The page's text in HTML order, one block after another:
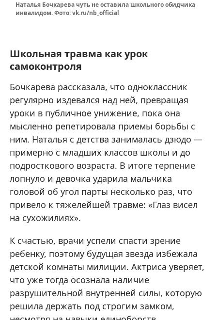
Наталья Бочкарева чуть не оставила школьного обидчика
инвалидом. Фото: vk.ru/nb_official
Школьная травма как урок
самоконтроля
Бочкарева рассказала, что одноклассник
регулярно издевался над ней, превращая
уроки в публичное унижение, пока она
мысленно репетировала приемы борьбы с
ним. Наталья с детства занималась дзюдо —
примерно с младших классов школы и до
подросткового возраста. В итоге терпение
лопнуло и девочка ударила мальчика
головой об угол парты несколько раз, что
привело к тяжелейшей травме: «Глаз висел
на сухожилиях».
К счастью, врачи успели спасти зрение
ребенку, поэтому будущая звезда избежала
детской комнаты милиции. Актриса уверяет,
что уже тогда осознала наличие
разрушительной внутренней силы, которую
решила держать под строгим замком,